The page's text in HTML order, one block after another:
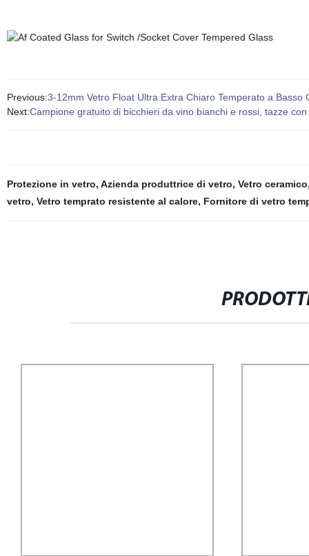
Previous:3-12mm Vetro Float Ultra Extra Chiaro Temperato a Basso
Next:Campione gratuito di bicchieri da vino bianchi e rossi, tazze
Protezione in vetro, Azienda produttrice di vetro, Vetro ceramico
vetro, Vetro temprato resistente al calore, Fornitore di vetro